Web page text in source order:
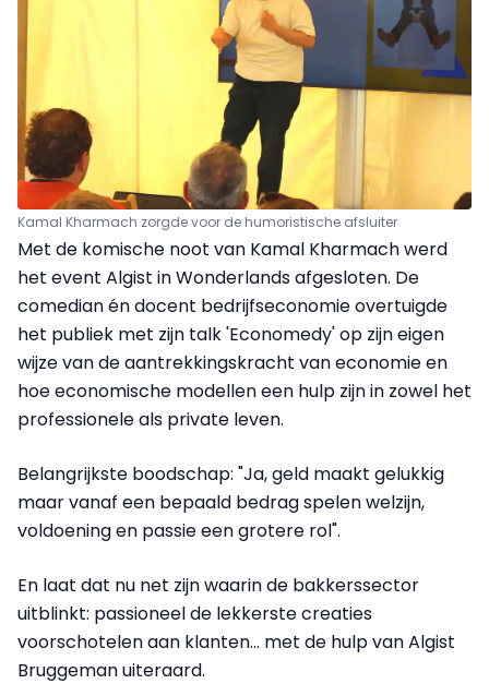
Kamal Kharmach zorgde voor de humoristische afsluiter
Met de komische noot van Kamal Kharmach werd
het event Algist in Wonderlands afgesloten. De
comedian én docent bedrijfseconomie overtuigde
het publiek met zijn talk 'Economedy' op zijn eigen
wijze van de aantrekkingskracht van economie en
hoe economische modellen een hulp zijn in zowel het
professionele als private leven.
Belangrijkste boodschap: "Ja, geld maakt gelukkig
maar vanaf een bepaald bedrag spelen welzijn,
voldoening en passie een grotere rol".
En laat dat nu net zijn waarin de bakkerssector
uitblinkt: passioneel de lekkerste creaties
voorschotelen aan klanten... met de hulp van Algist
Bruggeman uiteraard.